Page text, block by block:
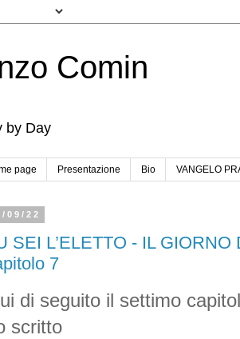
Comin
by Day
page Presentazione Bio VANGELO
09/22
SEI L’ELETTO - IL GIORNO
7
di seguito il settimo
scritto